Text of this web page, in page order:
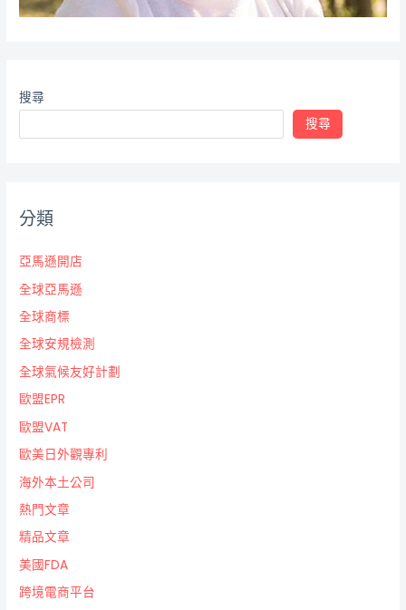
搜尋
搜尋
分類
亞馬遜開店
全球亞馬遜
全球商標
全球安規檢測
全球氣候友好計劃
歐盟EPR
歐盟VAT
歐美日外觀專利
海外本土公司
熱門文章
精品文章
美國FDA
跨境電商平台